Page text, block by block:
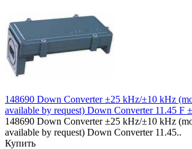
148690 Down Converter ±25 kHz/±10 kHz
available by request) Down Converter 11.45 F
148690 Down Converter ±25 kHz/±10 kHz
available by request) Down Converter 11.45..
Купить